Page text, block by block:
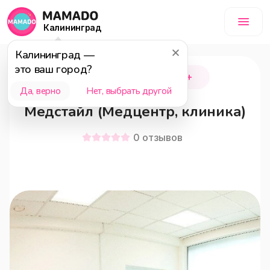
Калининград
Калининград —
это ваш город?
Да, верно Нет, выбрать другой
Калининград 18+
Медстайл (Медцентр, клиника)
0 отзывов